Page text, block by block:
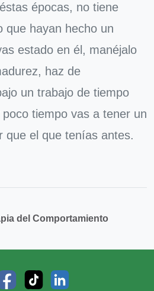
épocas, no tiene
que hayan hecho un
estado en él, manéjalo
haz de
un trabajo de tiempo
tiempo vas a tener un
que el que tenías antes.
del Comportamiento